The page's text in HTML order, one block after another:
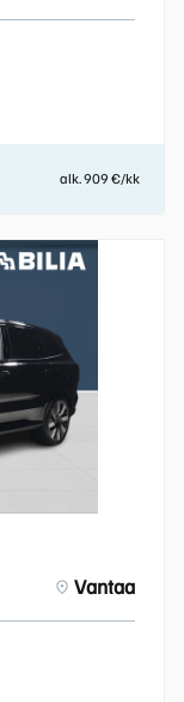
alk. 909 €/kk
Vantaa